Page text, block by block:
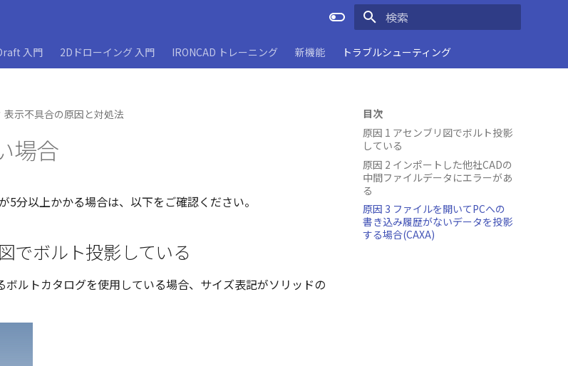
入門 2Dドローイング 入門 IRONCAD トレーニング 新機能 トラブルシューティング
目次
原因 1 アセンブリ図でボルト投影
している
原因 2 インポートした他社CADの
中間ファイルデータにエラーがあ
る
原因 3 ファイルを開いてPCへの
書き込み履歴がないデータを投影
する場合(CAXA)
表示不具合の原因と対処法
場合
5分以上かかる場合は、以下をご確認ください。
でボルト投影している
ルトカタログを使用している場合、サイズ表記がソリッドの